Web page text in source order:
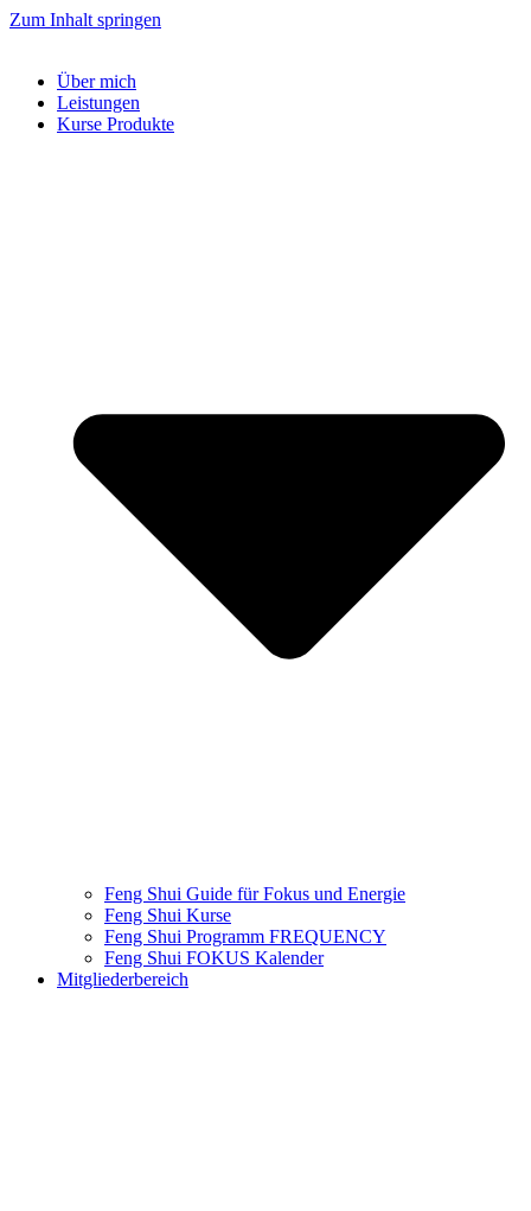
Zum Inhalt springen
Über mich
Leistungen
Kurse Produkte
Feng Shui Guide für Fokus und Energie
Feng Shui Kurse
Feng Shui Programm​ FREQUENCY
Feng Shui FOKUS Kalender
Mitgliederbereich